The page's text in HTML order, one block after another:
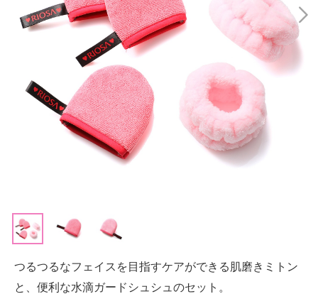
つるつるなフェイスを目指すケアができる肌磨きミトン
と、便利な水滴ガードシュシュのセット。